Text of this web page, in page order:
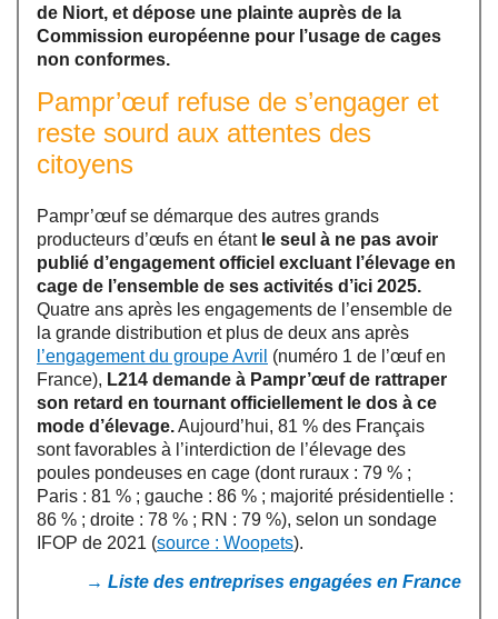
de Niort, et dépose une plainte auprès de la
Commission européenne pour l’usage de cages
non conformes.
Pampr’œuf refuse de s’engager et
reste sourd aux attentes des
citoyens
Pampr’œuf se démarque des autres grands
producteurs d’œufs en étant le seul à ne pas avoir
publié d’engagement officiel excluant l’élevage en
cage de l’ensemble de ses activités d’ici 2025.
Quatre ans après les engagements de l’ensemble de
la grande distribution et plus de deux ans après
l’engagement du groupe Avril (numéro 1 de l’œuf en
France), L214 demande à Pampr’œuf de rattraper
son retard en tournant officiellement le dos à ce
mode d’élevage.Aujourd’hui, 81 % des Français
sont favorables à l’interdiction de l’élevage des
poules pondeuses en cage (dont ruraux : 79 % ;
Paris : 81 % ; gauche : 86 % ; majorité présidentielle :
86 % ; droite : 78 % ; RN : 79 %), selon un sondage
IFOP de 2021 (source : Woopets).
→ Liste des entreprises engagées en France